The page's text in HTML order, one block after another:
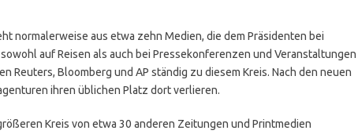
normalerweise aus etwa zehn Medien, die dem Präsidenten bei
auf Reisen als auch bei Pressekonferenzen und Veranstaltungen
Reuters, Bloomberg und AP ständig zu diesem Kreis. Nach den neuen
ihren üblichen Platz dort verlieren.
Kreis von etwa 30 anderen Zeitungen und Printmedien